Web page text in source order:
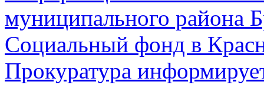
муниципального района
Социальный фонд в
Прокуратура